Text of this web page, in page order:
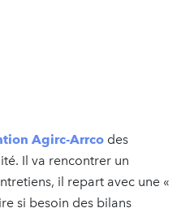
Agirc-Arrco des
Il va rencontrer un
il repart avec une «
si besoin des bilans